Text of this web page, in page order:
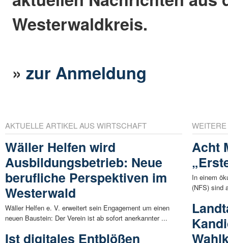
Westerwaldkreis.
»zur Anmeldung
AKTUELLE ARTIKEL AUS WIRTSCHAFT
Wäller Helfen wird
Ausbildungsbetrieb: Neue
berufliche Perspektiven im
Westerwald
Wäller Helfen e. V. erweitert sein Engagement um einen
neuen Baustein: Der Verein ist ab sofort anerkannter ...
Ist digitales Entblößen
Acht
In einem
(NFS) sind